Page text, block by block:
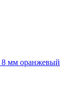
8 мм оранжевый